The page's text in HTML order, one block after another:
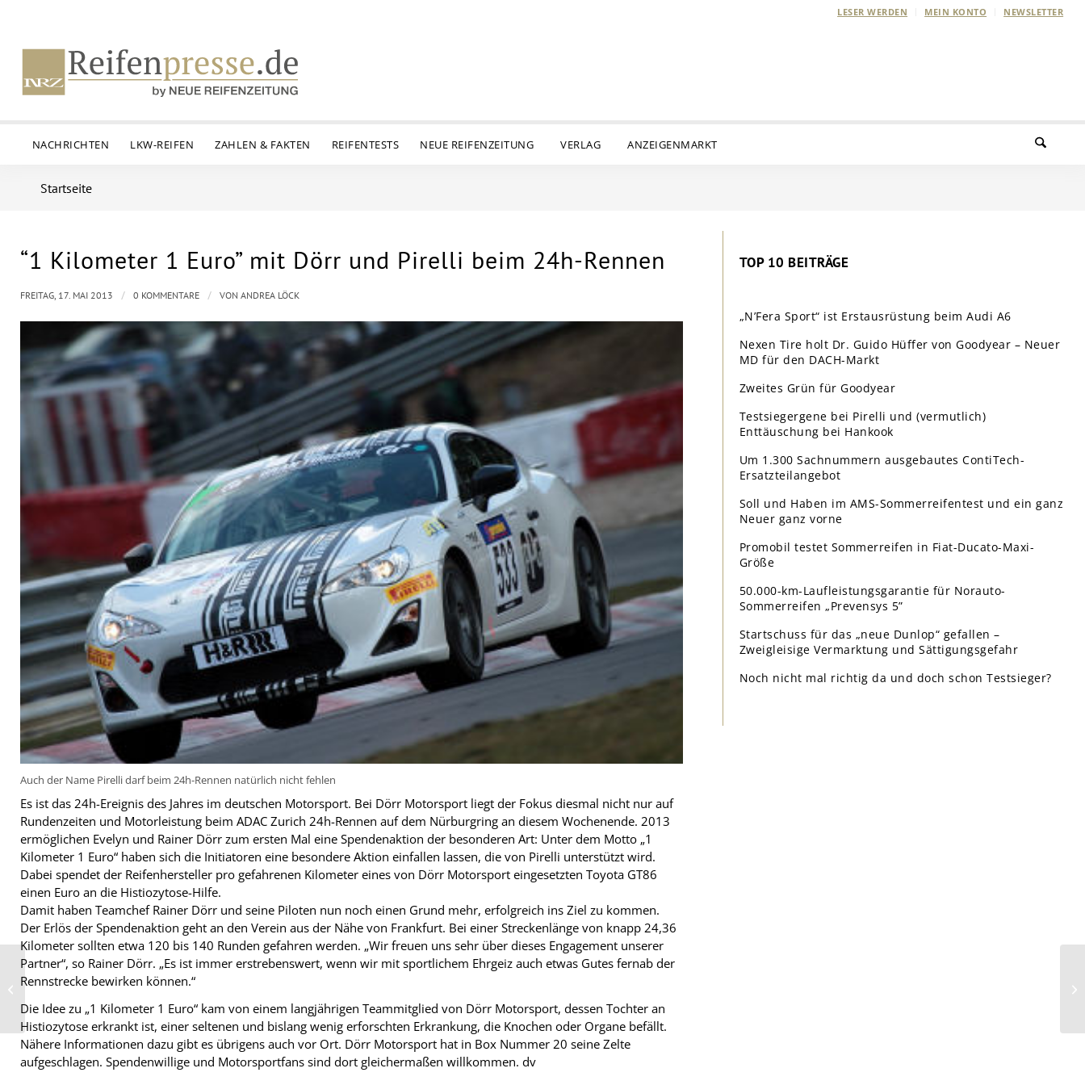
LESER WERDEN MEIN KONTO NEWSLETTER
NACHRICHTEN LKW-REIFEN ZAHLEN & FAKTEN REIFENTESTS NEUE REIFENZEITUNG VERLAG ANZEIGENMARKT
Startseite
“1 Kilometer 1 Euro” mit Dörr und Pirelli beim 24h-Rennen
Auch der Name Pirelli darf beim 24h-Rennen natürlich nicht fehlen
Es ist das 24h-Ereignis des Jahres im deutschen Motorsport. Bei Dörr Motorsport liegt der Fokus diesmal nicht nur auf
Rundenzeiten und Motorleistung beim ADAC Zurich 24h-Rennen auf dem Nürburgring an diesem Wochenende. 2013
ermöglichen Evelyn und Rainer Dörr zum ersten Mal eine Spendenaktion der besonderen Art: Unter dem Motto „1
Kilometer 1 Euro“ haben sich die Initiatoren eine besondere Aktion einfallen lassen, die von Pirelli unterstützt wird.
Dabei spendet der Reifenhersteller pro gefahrenen Kilometer eines von Dörr Motorsport eingesetzten Toyota GT86
einen Euro an die Histiozytose-Hilfe.
Damit haben Teamchef Rainer Dörr und seine Piloten nun noch einen Grund mehr, erfolgreich ins Ziel zu kommen.
Der Erlös der Spendenaktion geht an den Verein aus der Nähe von Frankfurt. Bei einer Streckenlänge von knapp 24,36
Kilometer sollten etwa 120 bis 140 Runden gefahren werden. „Wir freuen uns sehr über dieses Engagement unserer
Partner“, so Rainer Dörr. „Es ist immer erstrebenswert, wenn wir mit sportlichem Ehrgeiz auch etwas Gutes fernab der
Rennstrecke bewirken können.“
Die Idee zu „1 Kilometer 1 Euro“ kam von einem langjährigen Teammitglied von Dörr Motorsport, dessen Tochter an
Histiozytose erkrankt ist, einer seltenen und bislang wenig erforschten Erkrankung, die Knochen oder Organe befällt.
Nähere Informationen dazu gibt es übrigens auch vor Ort. Dörr Motorsport hat in Box Nummer 20 seine Zelte
aufgeschlagen. Spendenwillige und Motorsportfans sind dort gleichermaßen willkommen. dv
FREITAG, 17. MAI 2013 / 0 KOMMENTARE / VON ANDREA LÖCK
TOP 10 BEITRÄGE
„N’Fera Sport“ ist Erstausrüstung beim Audi A6
Nexen Tire holt Dr. Guido Hüffer von Goodyear – Neuer
MD für den DACH-Markt
Zweites Grün für Goodyear
Testsiegergene bei Pirelli und (vermutlich)
Enttäuschung bei Hankook
Um 1.300 Sachnummern ausgebautes ContiTech-
Ersatzteilangebot
Soll und Haben im AMS-Sommerreifentest und ein ganz
Neuer ganz vorne
Promobil testet Sommerreifen in Fiat-Ducato-Maxi-
Größe
50.000-km-Laufleistungsgarantie für Norauto-
Sommerreifen „Prevensys 5”
Startschuss für das „neue Dunlop“ gefallen –
Zweigleisige Vermarktung und Sättigungsgefahr
Noch nicht mal richtig da und doch schon Testsieger?
Neuer Verkaufsleiter
Deutschland bei